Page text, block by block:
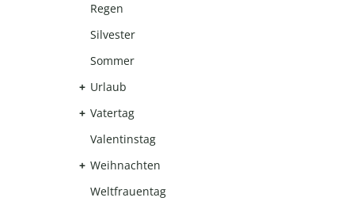
Regen
Silvester
Sommer
Urlaub
Vatertag
Valentinstag
Weihnachten
Weltfrauentag